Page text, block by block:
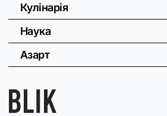
Кулінарія
Наука
Азарт